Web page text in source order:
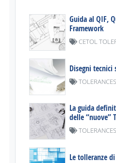
Guida al QIF,
Framework
CETOL
Disegni
TOLERANCES
La guida
delle “nuove”
TOLERANCES
Le tolleranze